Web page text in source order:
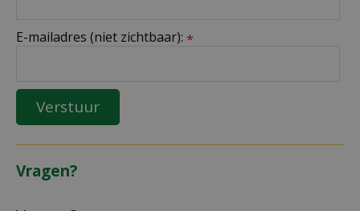
E-mailadres (niet zichtbaar): *
Vragen?